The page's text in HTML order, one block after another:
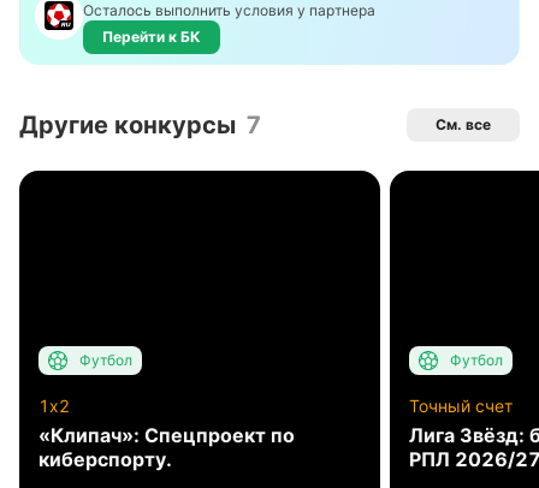
Осталось выполнить условия у партнера
Перейти к БК
Другие конкурсы 7 См. все
Футбол
1x2
«Клипач»: Спецпроект по
киберспорту.
Футбол
Точный счет
Лига Звёзд:
РПЛ 2026/